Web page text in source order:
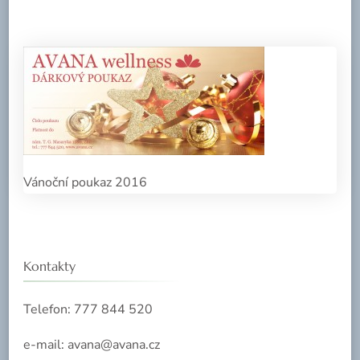
Vánoční poukaz 2016
Kontakty
Telefon: 777 844 520
e-mail: avana@avana.cz